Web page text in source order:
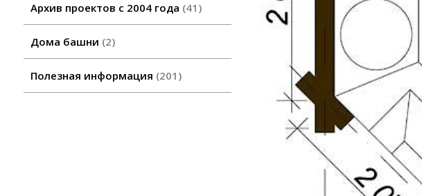
Архив проектов с 2004 года 41
Дома башни 2
Полезная информация 201